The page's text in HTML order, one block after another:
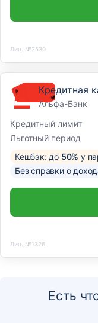
Лиц. №2530
Кредитная
Альфа-Банк
Кредитный лимит
Льготный период
Кешбэк: до 50% у
Без справки о
Лиц. №1326
Есть